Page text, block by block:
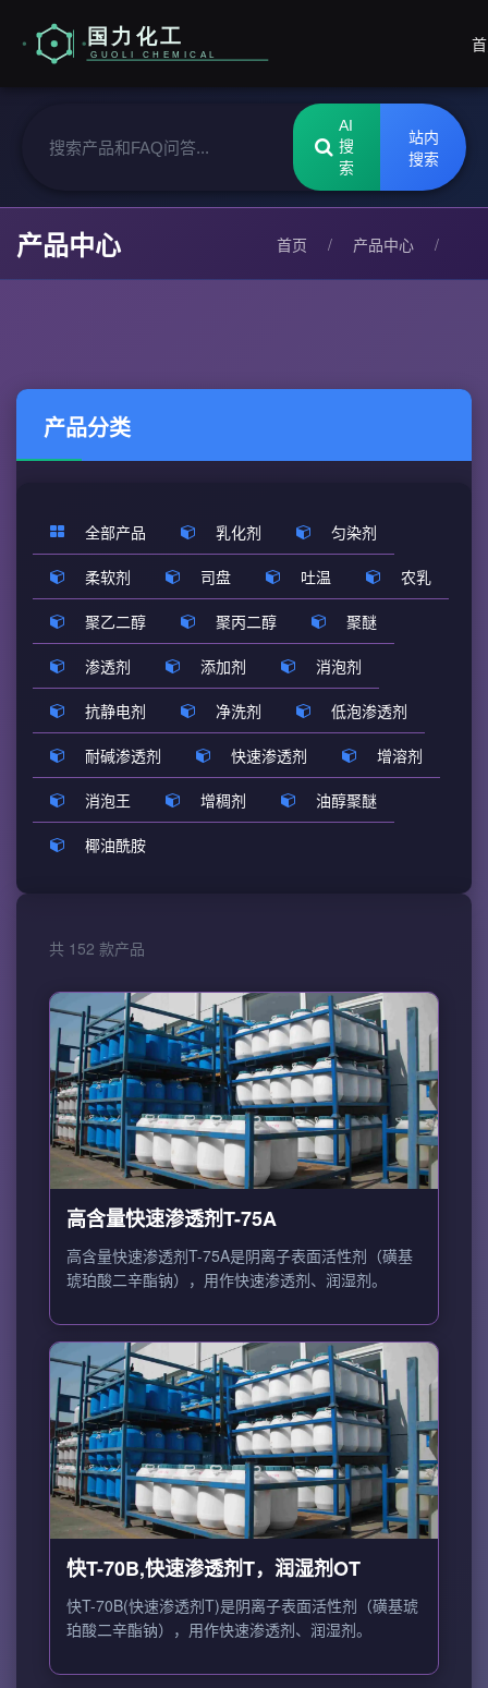
AI
搜
索
站内
搜索
产品中心 首页 / 产品中心 /
产品分类
全部产品 乳化剂 匀染剂
柔软剂 司盘 吐温 农乳
聚乙二醇 聚丙二醇 聚醚
渗透剂 添加剂 消泡剂
抗静电剂 净洗剂 低泡渗透剂
耐碱渗透剂 快速渗透剂 增溶剂
消泡王 增稠剂 油醇聚醚
椰油酰胺
共 152 款产品
高含量快速渗透剂T-75A
高含量快速渗透剂T-75A是阴离子表面活性剂（磺基
琥珀酸二辛酯钠），用作快速渗透剂、润湿剂。
快T-70B,快速渗透剂T，润湿剂OT
快T-70B(快速渗透剂T)是阴离子表面活性剂（磺基琥
珀酸二辛酯钠），用作快速渗透剂、润湿剂。